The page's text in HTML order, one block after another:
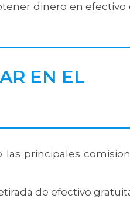
dinero en efectivo
EN EL
principales
de efectivo